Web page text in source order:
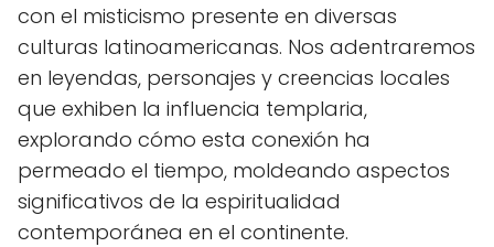
con el misticismo presente en diversas
culturas latinoamericanas. Nos adentraremos
en leyendas, personajes y creencias locales
que exhiben la influencia templaria,
explorando cómo esta conexión ha
permeado el tiempo, moldeando aspectos
significativos de la espiritualidad
contemporánea en el continente.